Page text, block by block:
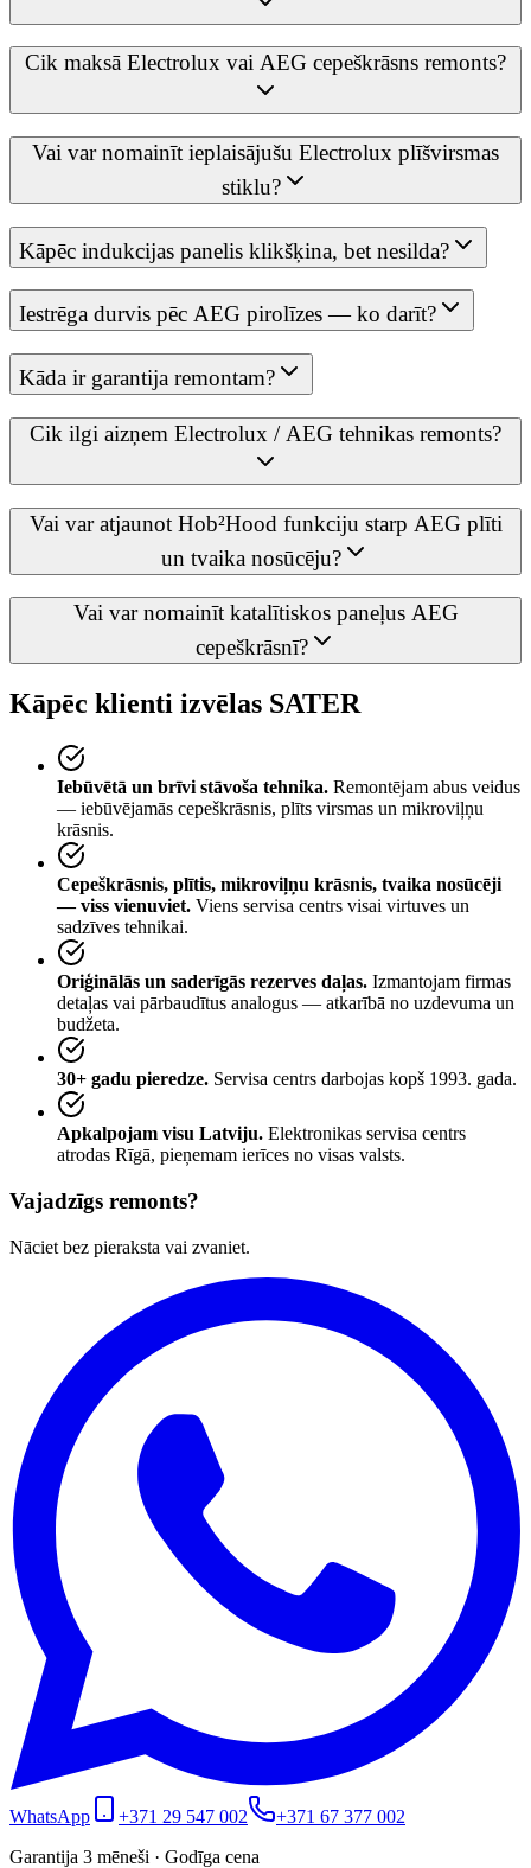
Cik maksā Electrolux vai AEG cepeškrāsns remonts?
Vai var nomainīt ieplaisājušu Electrolux plīšvirsmas
stiklu?
Kāpēc indukcijas panelis klikšķina, bet nesilda?
Iestrēga durvis pēc AEG pirolīzes — ko darīt?
Kāda ir garantija remontam?
Cik ilgi aizņem Electrolux / AEG tehnikas remonts?
Vai var atjaunot Hob²Hood funkciju starp AEG plīti
un tvaika nosūcēju?
Vai var nomainīt katalītiskos paneļus AEG
cepeškrāsnī?
Kāpēc klienti izvēlas SATER
Iebūvētā un brīvi stāvoša tehnika. Remontējam abus veidus
— iebūvējamās cepeškrāsnis, plīts virsmas un mikroviļņu
krāsnis.
Cepeškrāsnis, plītis, mikroviļņu krāsnis, tvaika nosūcēji
— viss vienuviet. Viens servisa centrs visai virtuves un
sadzīves tehnikai.
Oriģinālās un saderīgās rezerves daļas. Izmantojam firmas
detaļas vai pārbaudītus analogus — atkarībā no uzdevuma un
budžeta.
30+ gadu pieredze. Servisa centrs darbojas kopš 1993. gada.
Apkalpojam visu Latviju. Elektronikas servisa centrs
atrodas Rīgā, pieņemam ierīces no visas valsts.
Vajadzīgs remonts?
Nāciet bez pieraksta vai zvaniet.
WhatsApp +371 29 547 002
+371 67 377 002
Garantija 3 mēneši · Godīga cena